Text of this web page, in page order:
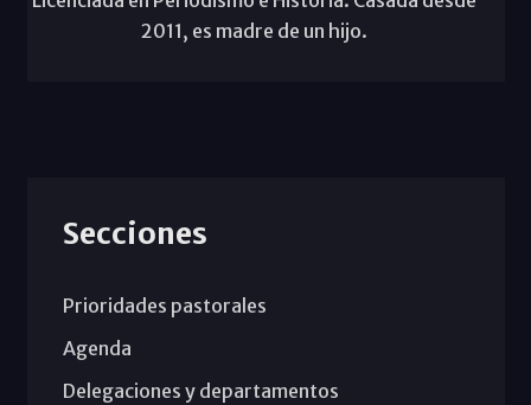
2011, es madre de un hijo.
Secciones
Prioridades pastorales
Agenda
Delegaciones y departamentos